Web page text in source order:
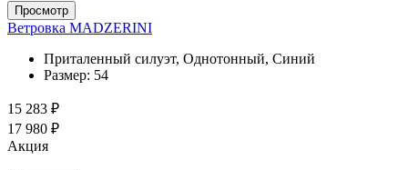
Просмотр
Ветровка MADZERINI
Приталенный силуэт, Однотонный, Синий
Размер: 54
15 283 ₽
17 980 ₽
Акция